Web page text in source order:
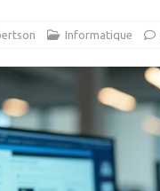
Informatique